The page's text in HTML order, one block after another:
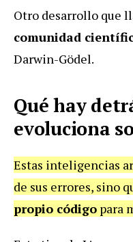
Otro desarrollo que
comunidad
Darwin-Gödel.
Qué hay
evoluciona
Estas inteligencias
de sus errores, sino
propio código para